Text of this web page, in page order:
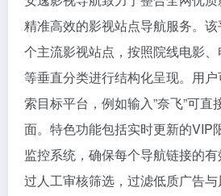
精准高效的影视站点导航服务。
个主流影视站点，按照院线电影
等垂直分类进行结构化呈现。用
索目标平台，例如输入”奈飞”可
面。特色功能包括实时更新的VIP
监控系统，确保每个导航链接的
过人工审核筛选，过滤低质广告